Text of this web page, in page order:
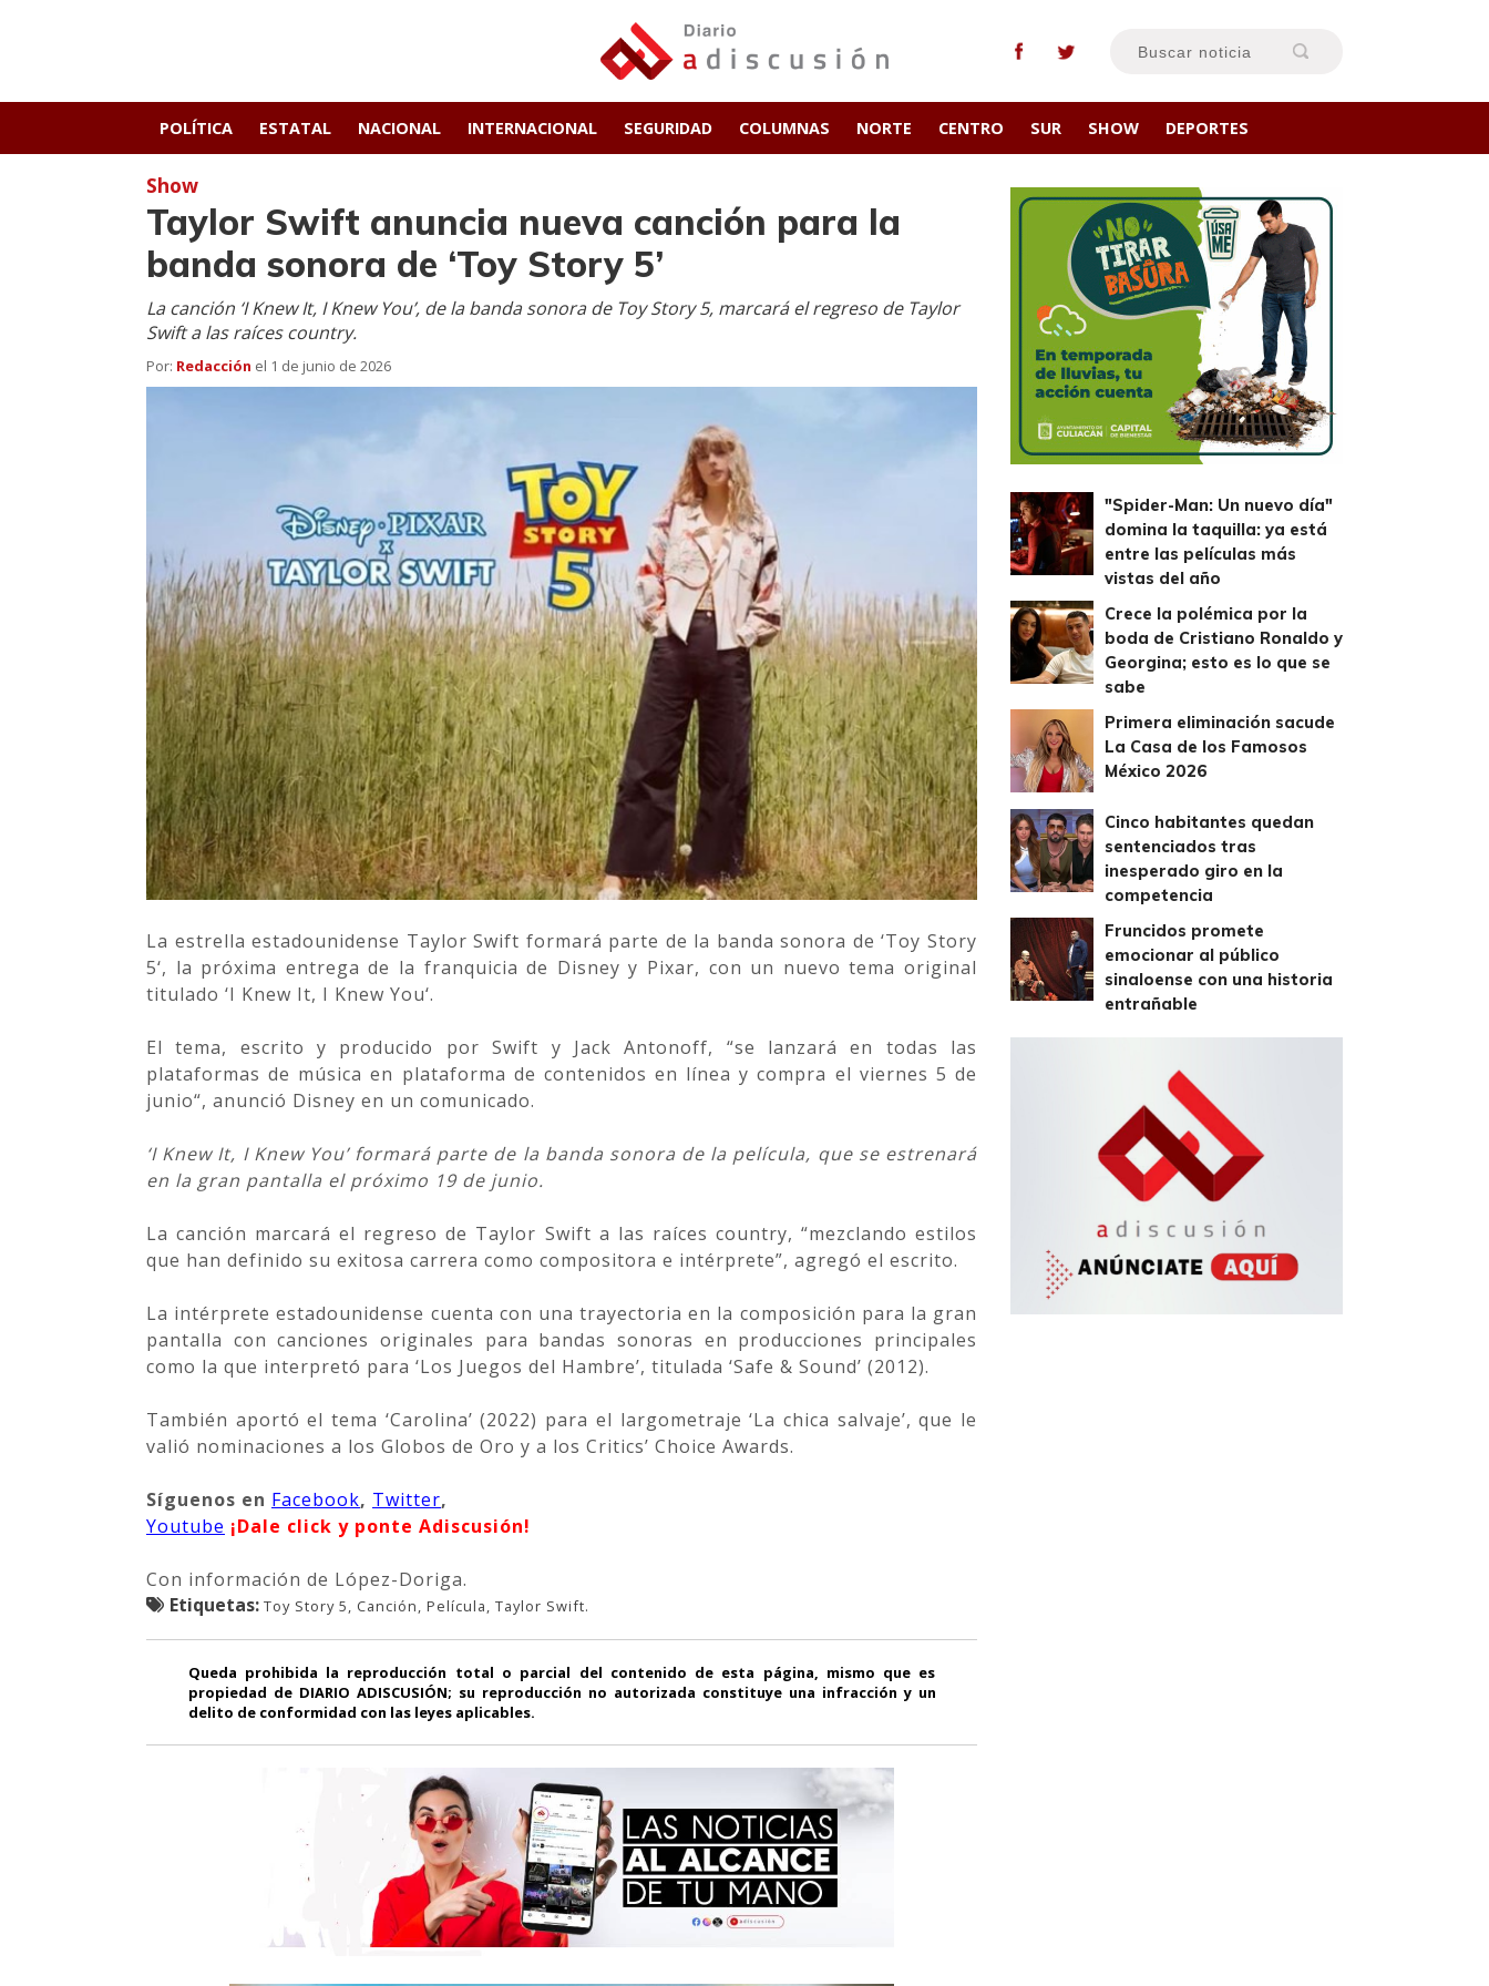
POLÍTICA ESTATAL NACIONAL INTERNACIONAL SEGURIDAD COLUMNAS NORTE CENTRO SUR SHOW DEPORTES
Show
Taylor Swift anuncia nueva canción para la
banda sonora de ‘Toy Story 5’
La canción ‘I Knew It, I Knew You’, de la banda sonora de Toy Story 5, marcará el regreso de Taylor
Swift a las raíces country.
Por: Redacción el 1 de junio de 2026
La estrella estadounidense Taylor Swift formará parte de la banda sonora de ‘Toy Story
5‘, la próxima entrega de la franquicia de Disney y Pixar, con un nuevo tema original
titulado ‘I Knew It, I Knew You‘.
El tema, escrito y producido por Swift y Jack Antonoff, “se lanzará en todas las
plataformas de música en plataforma de contenidos en línea y compra el viernes 5 de
junio“, anunció Disney en un comunicado.
‘I Knew It, I Knew You’ formará parte de la banda sonora de la película, que se estrenará
en la gran pantalla el próximo 19 de junio.
La canción marcará el regreso de Taylor Swift a las raíces country, “mezclando estilos
que han definido su exitosa carrera como compositora e intérprete”, agregó el escrito.
La intérprete estadounidense cuenta con una trayectoria en la composición para la gran
pantalla con canciones originales para bandas sonoras en producciones principales
como la que interpretó para ‘Los Juegos del Hambre’, titulada ‘Safe & Sound’ (2012).
También aportó el tema ‘Carolina’ (2022) para el largometraje ‘La chica salvaje’, que le
valió nominaciones a los Globos de Oro y a los Critics’ Choice Awards.
Síguenos en Facebook, Twitter,
Youtube ¡Dale click y ponte Adiscusión!
Con información de López-Doriga.
Etiquetas: Toy Story 5, Canción, Película, Taylor Swift.
Queda prohibida la reproducción total o parcial del contenido de esta página, mismo que es
propiedad de DIARIO ADISCUSIÓN; su reproducción no autorizada constituye una infracción y un
delito de conformidad con las leyes aplicables.
"Spider-Man: Un nuevo día"
domina la taquilla: ya está
entre las películas más
vistas del año
Crece la polémica por la
boda de Cristiano Ronaldo y
Georgina; esto es lo que se
sabe
Primera eliminación sacude
La Casa de los Famosos
México 2026
Cinco habitantes quedan
sentenciados tras
inesperado giro en la
competencia
Fruncidos promete
emocionar al público
sinaloense con una historia
entrañable